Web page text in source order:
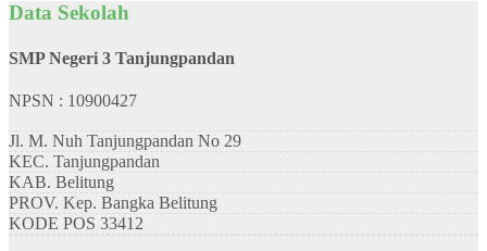
Data Sekolah
SMP Negeri 3 Tanjungpandan
NPSN : 10900427
Jl. M. Nuh Tanjungpandan No 29
KEC. Tanjungpandan
KAB. Belitung
PROV. Kep. Bangka Belitung
KODE POS 33412